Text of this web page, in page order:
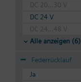
DC 20...30 V
DC 24 V
DC 24...48 V
Alle anzeigen (6)
Federrücklauf
Ja